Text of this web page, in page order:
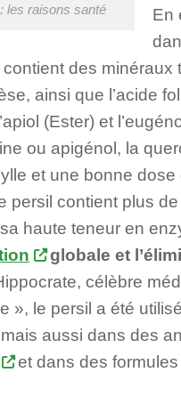
les raisons santé
En
des minéraux
ainsi que l’acide
(Ester) et
ou apigénol, la
et une bonne dose
persil contient plus
haute teneur en
globale et
célèbre
», le persil a été
aussi dans des
et dans des